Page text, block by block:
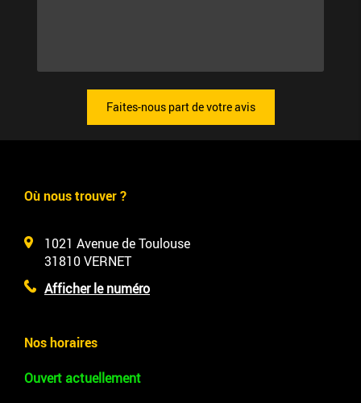
Faites-nous part de votre avis
Où nous trouver ?
1021 Avenue de Toulouse
31810VERNET
Afficher le numéro
Nos horaires
Ouvert actuellement